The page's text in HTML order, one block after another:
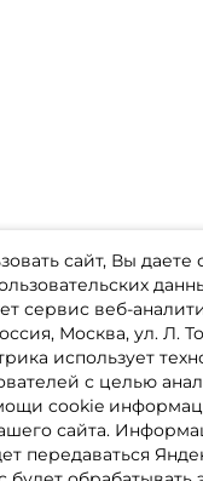
сайт, Вы
сервис веб-
Москва, ул. Л.
использует
с целью
cookie
сайта.
передаваться
О магазине
Доставка
Оплата
Fox-bonus
Гуру
Контакты
Политика